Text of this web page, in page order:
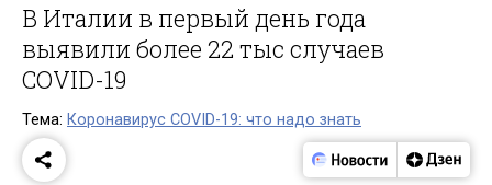
В Италии в первый день года
выявили более 22 тыс случаев
COVID-19
Тема: Коронавирус COVID-19: что надо знать